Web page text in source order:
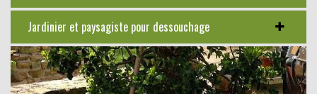
Jardinier et paysagiste pour dessouchage